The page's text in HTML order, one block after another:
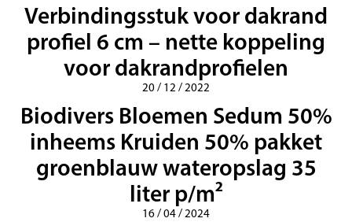
Verbindingsstuk voor dakrand
profiel 6 cm – nette koppeling
voor dakrandprofielen
20 / 12 / 2022
Biodivers Bloemen Sedum 50%
inheems Kruiden 50% pakket
groenblauw wateropslag 35
liter p/m²
16 / 04 / 2024